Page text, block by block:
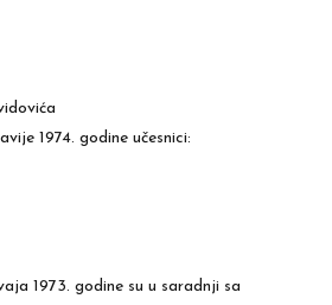
1974. godine učesnici:
1973. godine su u saradnji sa